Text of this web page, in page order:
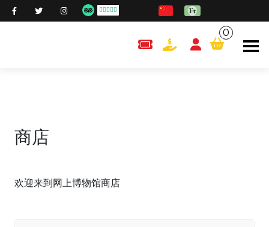
content.cart
0
商店
欢迎来到网上博物馆商店